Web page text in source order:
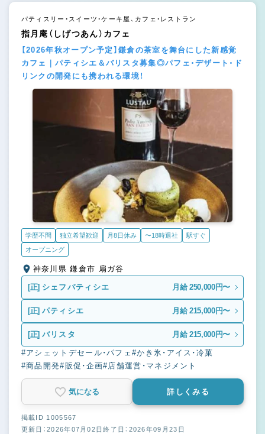
パティスリー・スイーツ・ケーキ屋、カフェ・レストラン
指月庵（しげつあん）カフェ
【2026年秋オープン予定】鎌倉の茶室を舞台にした新感覚
カフェ｜パティシエ＆バリスタ募集◎パフェ・デザート・ド
リンクの開発にも携われる環境！
学歴不問 独立希望歓迎 月8日休み 〜18時退社
駅すぐ
オープニング
神奈川県 鎌倉市 扇ガ谷
[正] シェフパティシエ 月給 250,000円〜
[正] パティシエ 月給 215,000円〜
[正] バリスタ 月給 215,000円〜
#アシェットデセール・パフェ#かき氷・アイス・冷菓
#商品開発#販促・企画#店舗運営・マネジメント
気になる 詳しくみる
掲載ID 1005567
更新日：2026年07月02日終了日：2026年09月23日